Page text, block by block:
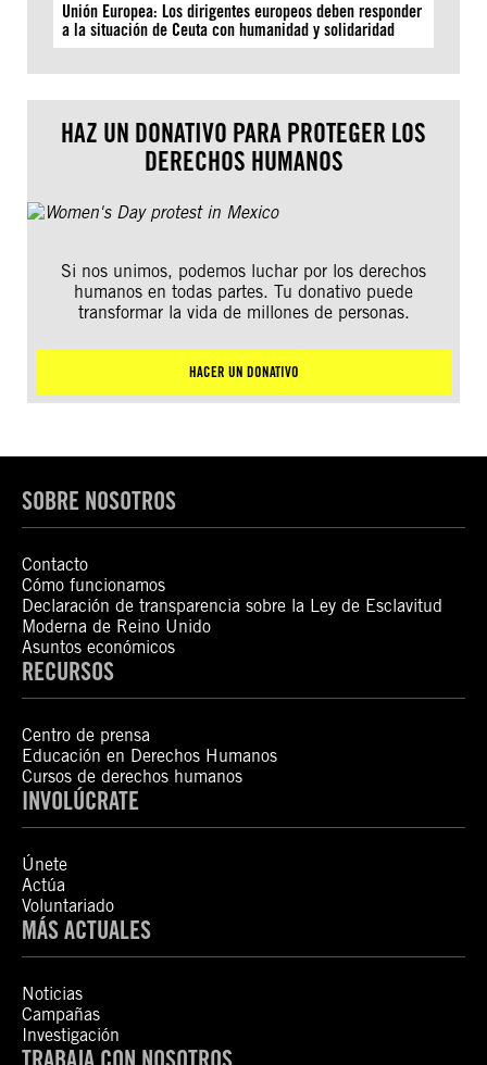
Unión Europea: Los dirigentes europeos deben responder
a la situación de Ceuta con humanidad y solidaridad
HAZ UN DONATIVO PARA PROTEGER LOS
DERECHOS HUMANOS
Si nos unimos, podemos luchar por los derechos
humanos en todas partes. Tu donativo puede
transformar la vida de millones de personas.
HACER UN DONATIVO
SOBRE NOSOTROS
Contacto
Cómo funcionamos
Declaración de transparencia sobre la Ley de Esclavitud
Moderna de Reino Unido
Asuntos económicos
RECURSOS
Centro de prensa
Educación en Derechos Humanos
Cursos de derechos humanos
INVOLÚCRATE
Únete
Actúa
Voluntariado
MÁS ACTUALES
Noticias
Campañas
Investigación
TRABAJA CON NOSOTROS